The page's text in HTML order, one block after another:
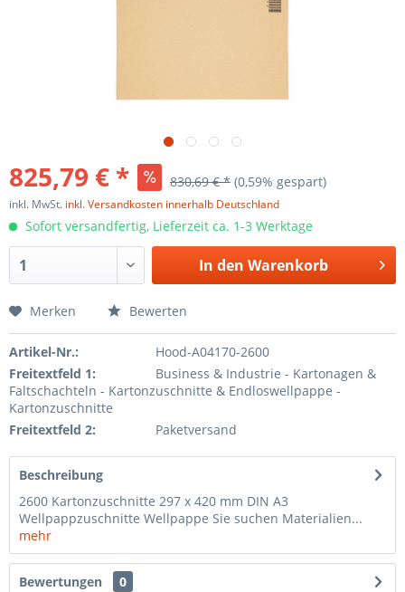
825,79 € * 830,69 € * (0,59% gespart)
inkl. MwSt. inkl. Versandkosten innerhalb Deutschland
Sofort versandfertig, Lieferzeit ca. 1-3 Werktage
In den Warenkorb
Merken Bewerten
Artikel-Nr.:
Hood-A04170-2600
Freitextfeld 1:
Business & Industrie - Kartonagen &
Faltschachteln - Kartonzuschnitte & Endloswellpappe -
Kartonzuschnitte
Freitextfeld 2:
Paketversand
Beschreibung
2600 Kartonzuschnitte 297 x 420 mm DIN A3
Wellpappzuschnitte Wellpappe Sie suchen Materialien...
mehr
Bewertungen
0